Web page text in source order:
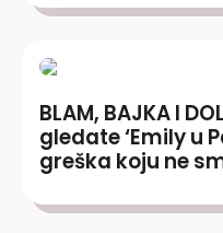
BLAM, BAJKA I
gledate ‘Emily u
greška koju ne